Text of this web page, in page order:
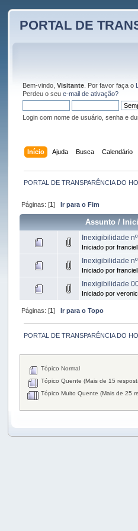
PORTAL DE
Bem-vindo,Visitante . Por favor faça o
Perdeu o seue-mail de ativação?
Login com nome de usuário, senha e
Início Ajuda Busca Calendário
PORTAL DE TRANSPARÊNCIA DO
Páginas: [1] Ir para o Fim
Assunto/
Inexigibilidade
Iniciado por
Inexigibilidade
Iniciado por
Inexigibilidade
Iniciado por
Páginas: [1] Ir para o Topo
PORTAL DE TRANSPARÊNCIA DO
Tópico Normal
Tópico Quente (Mais de 15
Tópico Muito Quente (Mais de 25